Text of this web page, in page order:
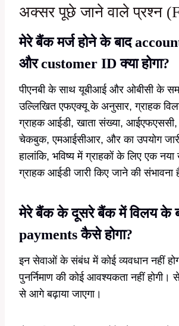
अक्सर पूछे जाने वाले प्रश्न
मेरे बैंक मर्ज होने के बाद
और customer ID क्या होगा?
पीएनबी के साथ यूबीआई और ओबीसी के
उल्लिखित एफएक्यू के अनुसार, ग्राहक
ग्राहक आईडी, खाता संख्या, आईएफएससी,
चेकबुक, एमआईसीआर, और का उपयोग
हालांकि, भविष्य में ग्राहकों के लिए एक
ग्राहक आईडी जारी किए जाने की संभावना
मेरे बैंक के दूसरे बैंक में विलय के
payments कैसे होगा?
इन सेवाओं के संबंध में कोई व्यवधान नहीं
पुनर्निमाण की कोई आवश्यकता नहीं
से आगे बढ़ाया जाएगा।